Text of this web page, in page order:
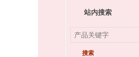
站内搜索